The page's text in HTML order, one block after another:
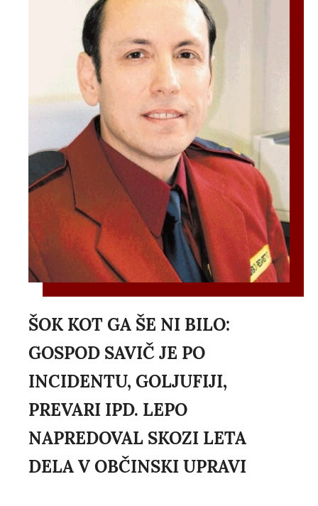
ŠOK KOT GA ŠE NI BILO:
GOSPOD SAVIČ JE PO
INCIDENTU, GOLJUFIJI,
PREVARI IPD. LEPO
NAPREDOVAL SKOZI LETA
DELA V OBČINSKI UPRAVI